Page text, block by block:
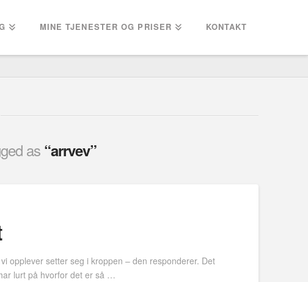
MINE TJENESTER OG PRISER KONTAKT
as “arrvev”
opplever setter seg i kroppen – den responderer. Det
lurt på hvorfor det er så …